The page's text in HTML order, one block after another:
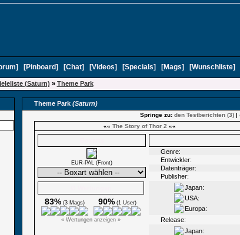
] [Pinboard] [Chat] [Videos] [Specials] [Mags] [Wunschliste]
(Saturn) » Theme Park
Theme Park (Saturn)
Springe zu: den Testberichten (3) |
«« The Story of Thor 2 ««
EUR-PAL (Front)
83% (3 Mags) 90% (1 User)
« Wertungen anzeigen »
Genre:
Entwickler:
Datenträger:
Publisher:
Japan:
USA:
Europa:
Release:
Japan: